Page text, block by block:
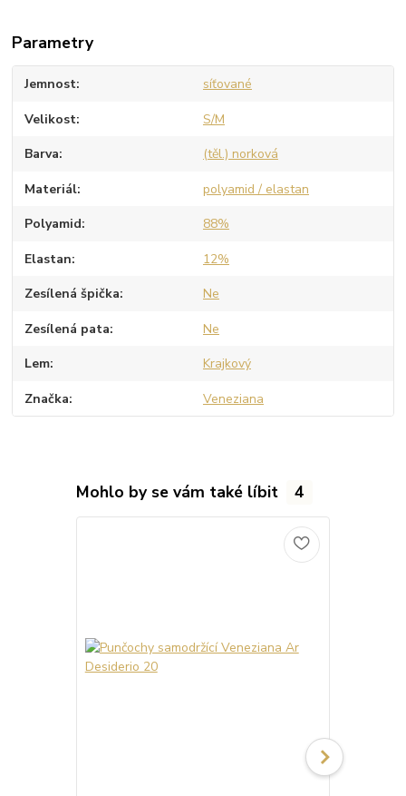
Parametry
Jemnost síťované
Velikost S/M
Barva (těl.) norková
Materiál polyamid / elastan
Polyamid 88%
Elastan 12%
Zesílená špička Ne
Zesílená pata Ne
Lem Krajkový
Značka Veneziana
Mohlo by se vám také líbit 4